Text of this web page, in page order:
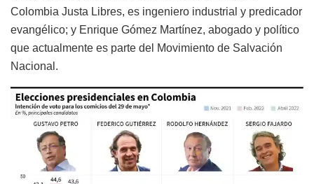
Colombia Justa Libres, es ingeniero industrial y predicador
evangélico; y Enrique Gómez Martínez, abogado y político
que actualmente es parte del Movimiento de Salvación
Nacional.